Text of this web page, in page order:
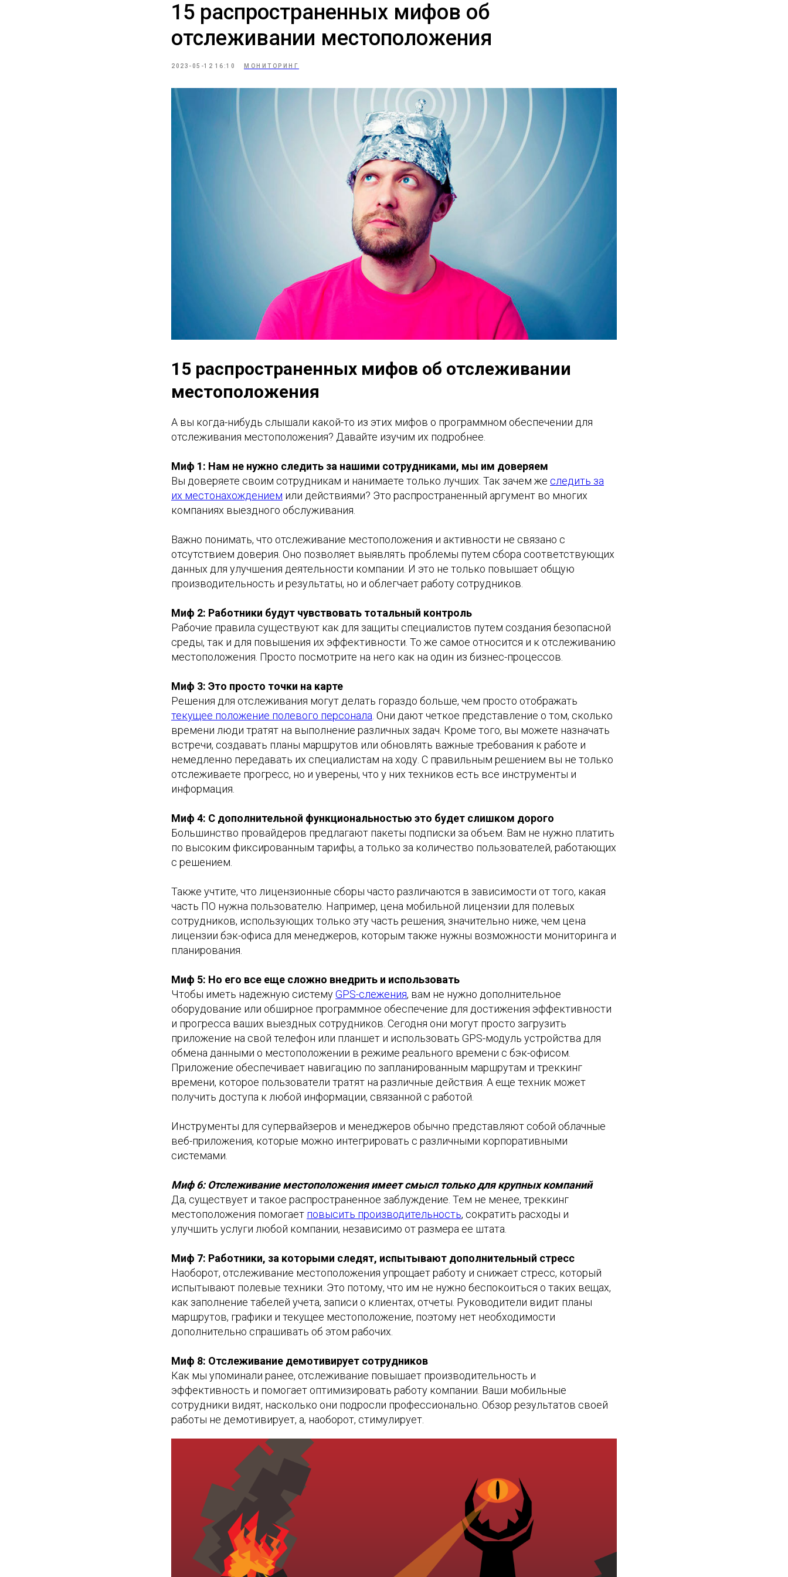
15 распространенных мифов об
отслеживании местоположения
2023-05-12 16:10 МОНИТОРИНГ
15 распространенных мифов об отслеживании
местоположения
А вы когда-нибудь слышали какой-то из этих мифов о программном обеспечении для
отслеживания местоположения? Давайте изучим их подробнее.
Миф 1: Нам не нужно следить за нашими сотрудниками, мы им доверяем
Вы доверяете своим сотрудникам и нанимаете только лучших. Так зачем же следить за
их местонахождением или действиями? Это распространенный аргумент во многих
компаниях выездного обслуживания.
Важно понимать, что отслеживание местоположения и активности не связано с
отсутствием доверия. Оно позволяет выявлять проблемы путем сбора соответствующих
данных для улучшения деятельности компании. И это не только повышает общую
производительность и результаты, но и облегчает работу сотрудников.
Миф 2: Работники будут чувствовать тотальный контроль
Рабочие правила существуют как для защиты специалистов путем создания безопасной
среды, так и для повышения их эффективности. То же самое относится и к отслеживанию
местоположения. Просто посмотрите на него как на один из бизнес-процессов.
Миф 3: Это просто точки на карте
Решения для отслеживания могут делать гораздо больше, чем просто отображать
текущее положение полевого персонала . Они дают четкое представление о том, сколько
времени люди тратят на выполнение различных задач. Кроме того, вы можете назначать
встречи, создавать планы маршрутов или обновлять важные требования к работе и
немедленно передавать их специалистам на ходу. С правильным решением вы не только
отслеживаете прогресс, но и уверены, что у них техников есть все инструменты и
информация.
Миф 4: С дополнительной функциональностью это будет слишком дорого
Большинство провайдеров предлагают пакеты подписки за объем. Вам не нужно платить
по высоким фиксированным тарифы, а только за количество пользователей, работающих
с решением.
Также учтите, что лицензионные сборы часто различаются в зависимости от того, какая
часть ПО нужна пользователю. Например, цена мобильной лицензии для полевых
сотрудников, использующих только эту часть решения, значительно ниже, чем цена
лицензии бэк-офиса для менеджеров, которым также нужны возможности мониторинга и
планирования.
Миф 5: Но его все еще сложно внедрить и использовать
Чтобы иметь надежную системуGPS-слежения, вам не нужно дополнительное
оборудование или обширное программное обеспечение для достижения эффективности
и прогресса ваших выездных сотрудников. Сегодня они могут просто загрузить
приложение на свой телефон или планшет и использовать GPS-модуль устройства для
обмена данными о местоположении в режиме реального времени с бэк-офисом.
Приложение обеспечивает навигацию по запланированным маршрутам и треккинг
времени, которое пользователи тратят на различные действия. А еще техник может
получить доступа к любой информации, связанной с работой.
Инструменты для супервайзеров и менеджеров обычно представляют собой облачные
веб-приложения, которые можно интегрировать с различными корпоративными
системами.
Миф 6: Отслеживание местоположения имеет смысл только для крупных компаний
Да, существует и такое распространенное заблуждение. Тем не менее, треккинг
местоположения помогает повысить производительность, сократить расходы и
улучшить услуги любой компании, независимо от размера ее штата.
Миф 7: Работники, за которыми следят, испытывают дополнительный стресс
Наоборот, отслеживание местоположения упрощает работу и снижает стресс, который
испытывают полевые техники. Это потому, что им не нужно беспокоиться о таких вещах,
как заполнение табелей учета, записи о клиентах, отчеты. Руководители видит планы
маршрутов, графики и текущее местоположение, поэтому нет необходимости
дополнительно спрашивать об этом рабочих.
Миф 8: Отслеживание демотивирует сотрудников
Как мы упоминали ранее, отслеживание повышает производительность и
эффективность и помогает оптимизировать работу компании. Ваши мобильные
сотрудники видят, насколько они подросли профессионально. Обзор результатов своей
работы не демотивирует, а, наоборот, стимулирует.